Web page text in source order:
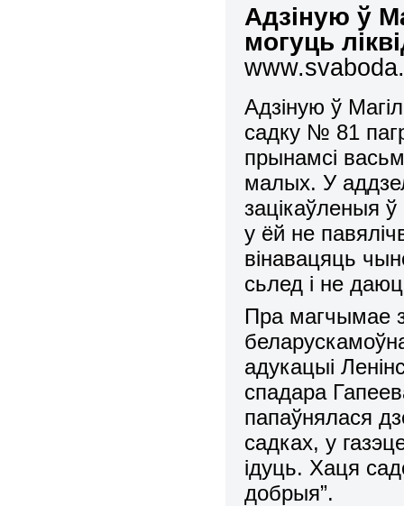
Адзіную ў
могуць
Адзіную ў
садку № 81
прынамсі
малых. У
зацікаўленыя
у ёй не
вінавацяць
сьлед і не
Пра магчымае
адукацыі
спадара
папаўнялася
садках, у
ідуць. Хаця
добрыя”.